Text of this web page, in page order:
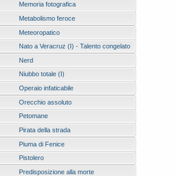
Memoria fotografica
Metabolismo feroce
Meteoropatico
Nato a Veracruz (I) - Talento congelato
Nerd
Niubbo totale (I)
Operaio infaticabile
Orecchio assoluto
Petomane
Pirata della strada
Piuma di Fenice
Pistolero
Predisposizione alla morte